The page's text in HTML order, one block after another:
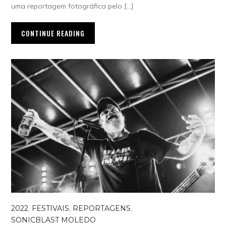
uma reportagem fotográfica pelo […]
CONTINUE READING
2022, FESTIVAIS, REPORTAGENS,
SONICBLAST MOLEDO